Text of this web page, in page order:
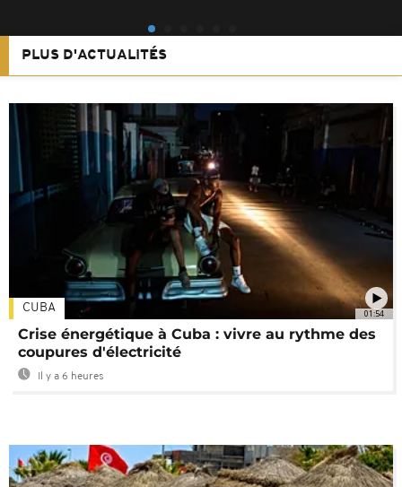
PLUS D'ACTUALITÉS
01:54
CUBA
Crise énergétique à Cuba : vivre au rythme des
coupures d'électricité
Il y a 6 heures